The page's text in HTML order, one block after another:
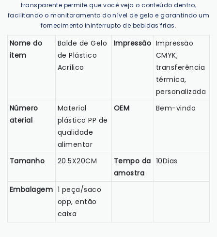
transparente permite que você veja o conteúdo dentro,
facilitando o monitoramento do nível de gelo e garantindo um
fornecimento ininterrupto de bebidas frias.
Nome do
item
Balde de Gelo
de Plástico
Acrílico
Impressão Impressão
CMYK,
transferência
térmica,
personalizada
Número
aterial
Material
plástico PP de
qualidade
alimentar
OEM Bem-vindo
Tamanho 20.5X20CM
Tempo da
amostra
10Dias
Embalagem 1 peça/saco
opp, então
caixa